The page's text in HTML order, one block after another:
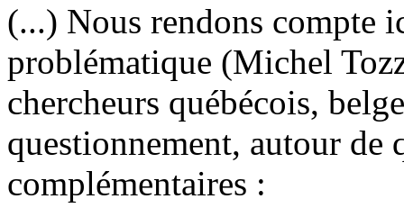
(...) Nous rendons compte
problématique (Michel
chercheurs québécois,
questionnement, autour de
complémentaires :